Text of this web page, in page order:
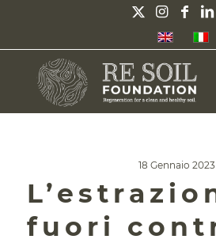
18 Gennaio 2023
fuori